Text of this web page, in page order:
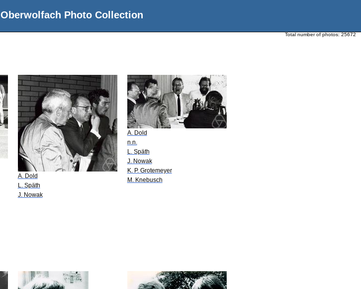
Oberwolfach Photo Collection
Total number of photos: 25672
A. Dold
L. Späth
J. Nowak
A. Dold
n.n.
L. Späth
J. Nowak
K. P. Grotemeyer
M. Knebusch